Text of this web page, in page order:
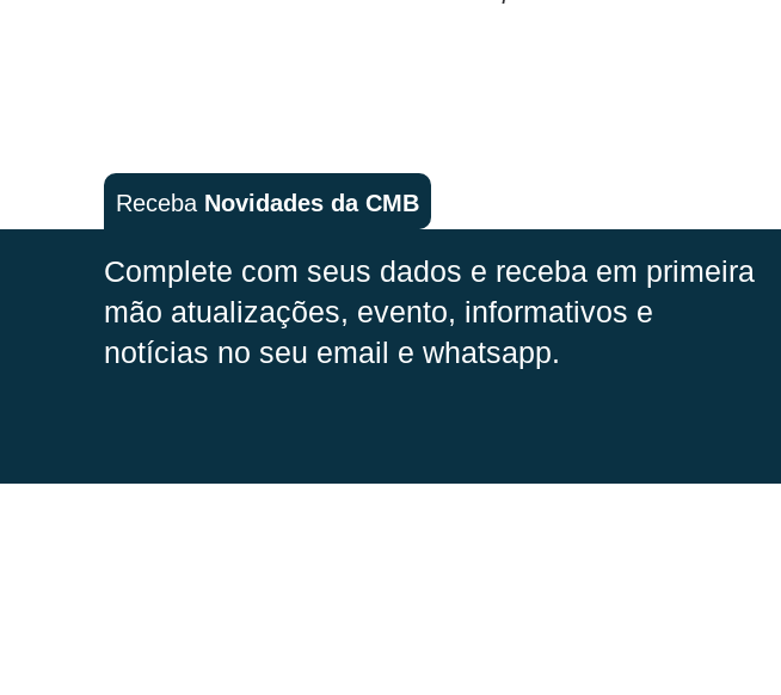
Receba Novidades da CMB
Complete com seus dados e receba em primeira
mão atualizações, evento, informativos e
notícias no seu email e whatsapp.